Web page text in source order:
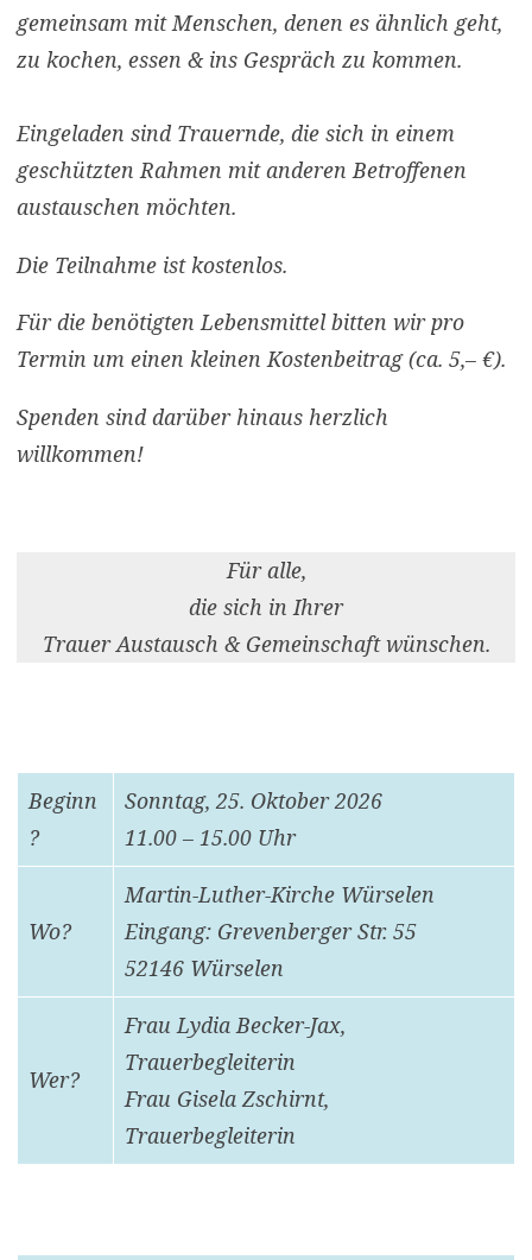
gemeinsam mit Menschen, denen es ähnlich geht,
zu kochen, essen & ins Gespräch zu kommen.
Eingeladen sind Trauernde, die sich in einem
geschützten Rahmen mit anderen Betroffenen
austauschen möchten.
Die Teilnahme ist kostenlos.
Für die benötigten Lebensmittel bitten wir pro
Termin um einen kleinen Kostenbeitrag (ca. 5,– €).
Spenden sind darüber hinaus herzlich
willkommen!
Für alle,
die sich in Ihrer
Trauer Austausch & Gemeinschaft wünschen.
Beginn
?
Sonntag, 25. Oktober 2026
11.00 – 15.00 Uhr
Wo?
Martin-Luther-Kirche Würselen
Eingang: Grevenberger Str. 55
52146 Würselen
Wer?
Frau Lydia Becker-Jax,
Trauerbegleiterin
Frau Gisela Zschirnt,
Trauerbegleiterin